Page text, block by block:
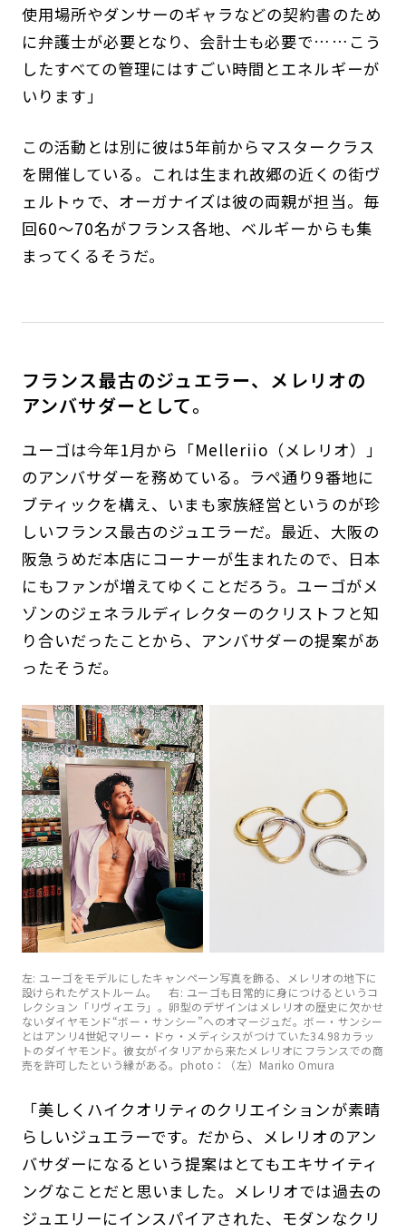
使用場所やダンサーのギャラなどの契約書のため
に弁護士が必要となり、会計士も必要で……こう
したすべての管理にはすごい時間とエネルギーが
いります」
この活動とは別に彼は5年前からマスタークラス
を開催している。これは生まれ故郷の近くの街ヴ
ェルトゥで、オーガナイズは彼の両親が担当。毎
回60～70名がフランス各地、ベルギーからも集
まってくるそうだ。
フランス最古のジュエラー、メレリオの
アンバサダーとして。
ユーゴは今年1月から「Melleriio（メレリオ）」
のアンバサダーを務めている。ラペ通り9番地に
ブティックを構え、いまも家族経営というのが珍
しいフランス最古のジュエラーだ。最近、大阪の
阪急うめだ本店にコーナーが生まれたので、日本
にもファンが増えてゆくことだろう。ユーゴがメ
ゾンのジェネラルディレクターのクリストフと知
り合いだったことから、アンバサダーの提案があ
ったそうだ。
左: ユーゴをモデルにしたキャンペーン写真を飾る、メレリオの地下に
設けられたゲストルーム。 右: ユーゴも日常的に身につけるというコ
レクション「リヴィエラ」。卵型のデザインはメレリオの歴史に欠かせ
ないダイヤモンド“ボー・サンシー”へのオマージュだ。ボー・サンシー
とはアンリ4世妃マリー・ドゥ・メディシスがつけていた34.98カラッ
トのダイヤモンド。彼女がイタリアから来たメレリオにフランスでの商
売を許可したという縁がある。photo：（左）Mariko Omura
「美しくハイクオリティのクリエイションが素晴
らしいジュエラーです。だから、メレリオのアン
バサダーになるという提案はとてもエキサイティ
ングなことだと思いました。メレリオでは過去の
ジュエリーにインスパイアされた、モダンなクリ